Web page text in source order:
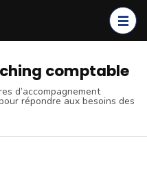
comptable
d’accompagnement
répondre aux besoins des